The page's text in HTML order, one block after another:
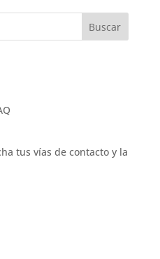
tus vías de contacto y la